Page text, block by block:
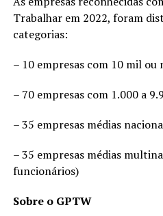
Trabalhar em 2022, foram
categorias:
– 10 empresas com 10 mil
– 70 empresas com 1.000 a
– 35 empresas médias
– 35 empresas médias
funcionários)
Sobre o GPTW